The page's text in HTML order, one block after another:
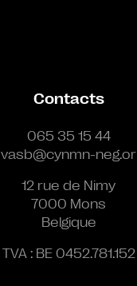
Contacts
065 35 15 44
vasb@cynmn-neg.or
12 rue de Nimy
7000 Mons
Belgique
TVA : BE 0452.781.152